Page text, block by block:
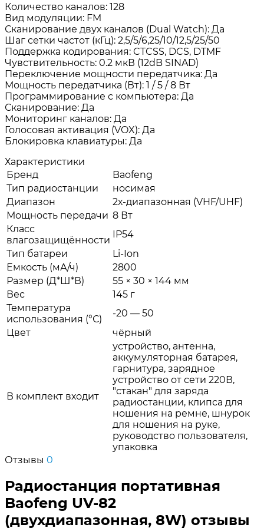
Количество каналов: 128
Вид модуляции: FM
Сканирование двух каналов (Dual Watch): Да
Шаг сетки частот (кГц): 2,5/5/6,25/10/12,5/25/50
Поддержка кодирования: CTCSS, DCS, DTMF
Чувствительность: 0.2 мкВ (12dB SINAD)
Переключение мощности передатчика: Да
Мощность передатчика (Вт): 1 / 5 / 8 Вт
Программирование с компьютера: Да
Сканирование: Да
Мониторинг каналов: Да
Голосовая активация (VOX): Да
Блокировка клавиатуры: Да
Характеристики
Бренд
Baofeng
Тип радиостанции
носимая
Диапазон
2х-диапазонная (VHF/UHF)
Мощность передачи 8 Вт
Класс
влагозащищённости
IP54
Тип батареи
Li-Ion
Емкость (мА/ч)
2800
Размер (Д*Ш*В)
55 × 30 × 144 мм
Вес
145 г
Температура
использования (°С)
-20 — 50
Цвет
чёрный
В комплект входит
устройство, антенна,
аккумуляторная батарея,
гарнитура, зарядное
устройство от сети 220В,
"стакан" для заряда
радиостанции, клипса для
ношения на ремне, шнурок
для ношения на руке,
руководство пользователя,
упаковка
Отзывы 0
Радиостанция портативная
Baofeng UV-82
(двухдиапазонная, 8W) отзывы